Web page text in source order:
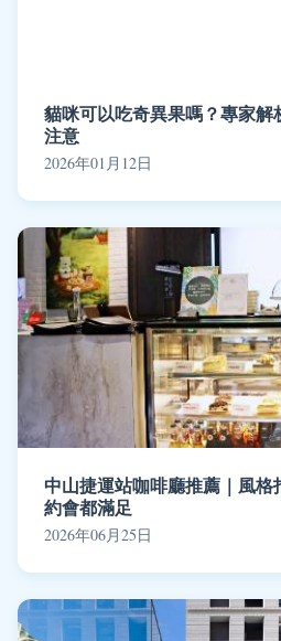
貓咪可以吃奇異果嗎？專家
注意
2026年01月12日
中山捷運站咖啡廳推薦｜風
約會都滿足
2026年06月25日